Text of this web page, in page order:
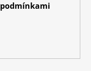
podmínkami